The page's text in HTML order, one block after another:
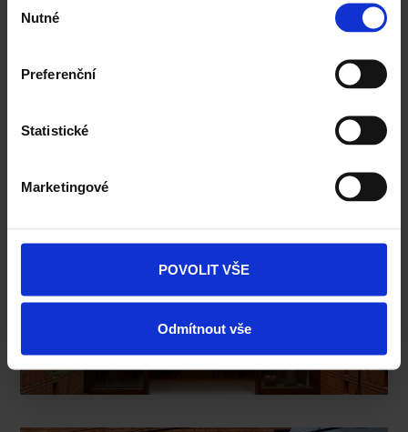
souhlasu
Nutné
Preferenční
Statistické
Marketingové
POVOLIT VŠE
Odmítnout vše